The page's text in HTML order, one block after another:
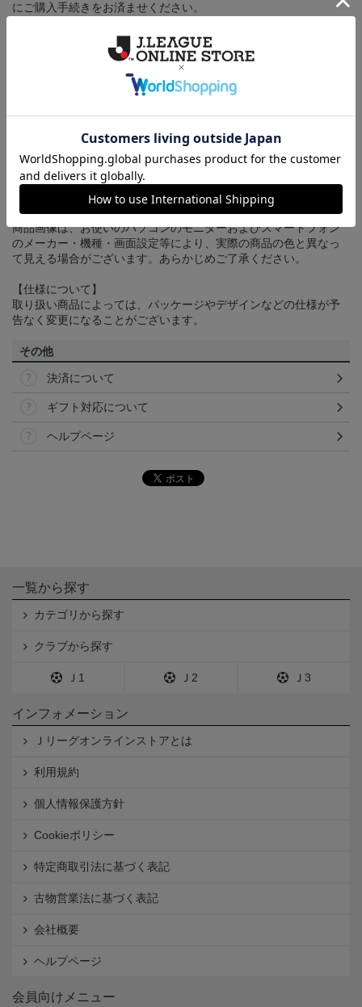
にご購入手続きをお済ませください。
3,980円（税込）以上のご注文は全国一律送料無料です。詳しくは
をご確認ください。
一部商品はメール便でのお届けとなる場合がございます。詳しく
はヘルプページをご確認ください。
商品について
【カラーについて】
商品画像は、お使いのパソコンのモニターおよびスマートフォン
のメーカー・機種・画面設定等により、実際の商品の色と異なっ
て見える場合がございます。あらかじめご了承ください。
【仕様について】
取り扱い商品によっては、パッケージやデザインなどの仕様が予
告なく変更になることがございます。
その他
決済について
ギフト対応について
ヘルプページ
一覧から探す
カテゴリから探す
クラブから探す
Ｊ1 Ｊ2 Ｊ3
インフォメーション
Ｊリーグオンラインストアとは
利用規約
個人情報保護方針
Cookieポリシー
特定商取引法に基づく表記
古物営業法に基づく表記
会社概要
ヘルプページ
会員向けメニュー